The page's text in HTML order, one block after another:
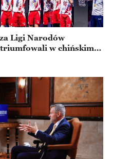
Ligi Narodów
w chińskim